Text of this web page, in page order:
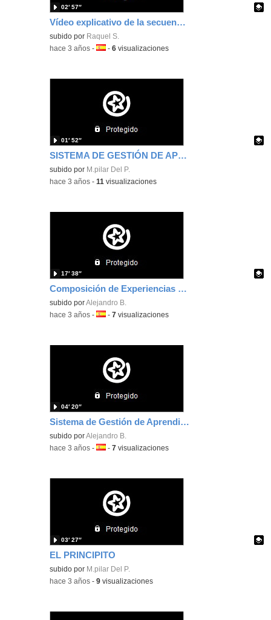
Vídeo explicativo de la secuencia didáctica: "Explorando el sistema solar"
Contenido educativo.
subido por Raquel S.
02′ 57″
-hace 3 años -Idioma:
-6 visualizaciones
SISTEMA DE GESTIÓN DE APRENDIZAJE
Contenido educativo.
subido por M.pilar Del P.
01′ 52″
-hace 3 años -11 visualizaciones
Composición de Experiencias Dependientes
Contenido educativo.
subido porAlejandro B.
17′ 38″
-hace 3 años -Idioma:
-7 visualizaciones
Sistema de Gestión de Aprendizaje
subido porAlejandro B.
04′ 20″
-hace 3 años -Idioma:
-7 visualizaciones
EL PRINCIPITO
Contenido educativo.
subido por M.pilar Del P.
03′ 27″
-hace 3 años -9 visualizaciones